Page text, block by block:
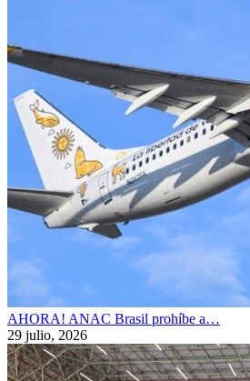
AHORA! ANAC Brasil prohíbe a…
29 julio, 2026